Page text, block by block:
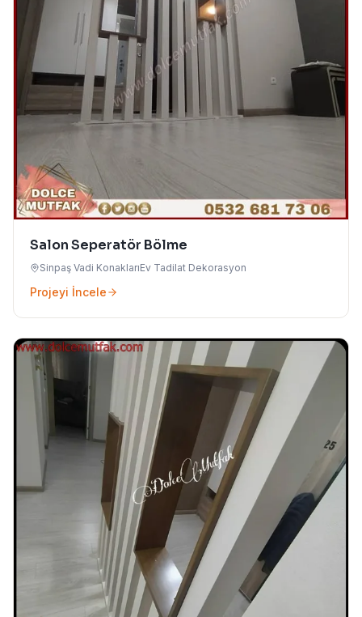
Salon Seperatör Bölme
Sinpaş Vadi KonaklarıEv Tadilat Dekorasyon
Projeyi İncele